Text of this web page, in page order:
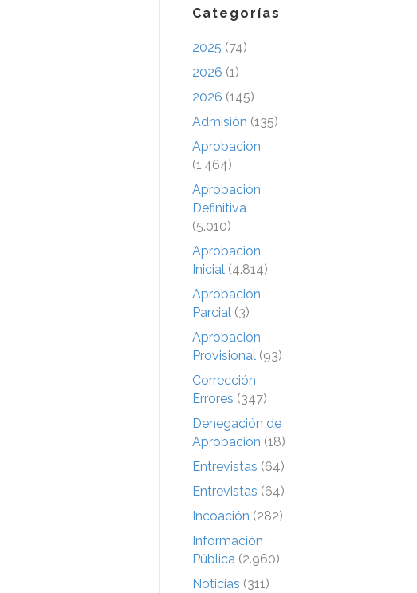
Categorías
2025 (74)
2026 (1)
2026 (145)
Admisión (135)
Aprobación
(1.464)
Aprobación
Definitiva
(5.010)
Aprobación
Inicial (4.814)
Aprobación
Parcial (3)
Aprobación
Provisional (93)
Corrección
Errores (347)
Denegación de
Aprobación (18)
Entrevistas (64)
Entrevistas (64)
Incoación (282)
Información
Pública (2.960)
Noticias (311)